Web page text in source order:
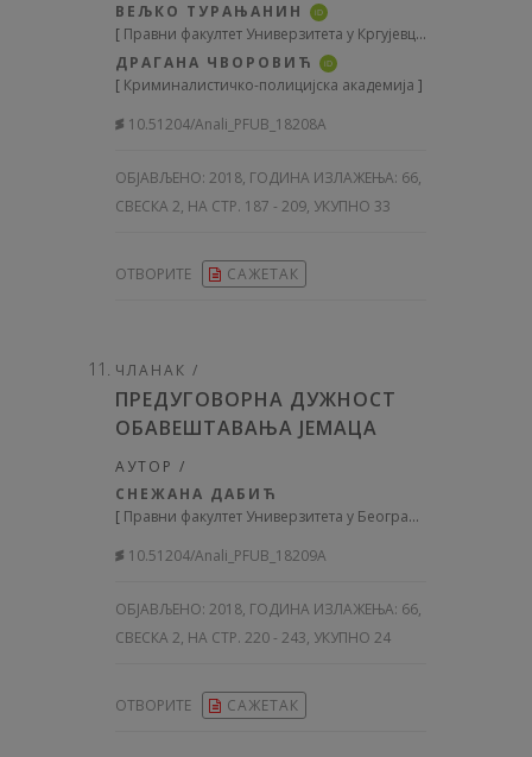
ВЕЉКО ТУРАЊАНИН
iD
[ Правни факултет Универзитета у Кргујевцу ]
ДРАГАНА ЧВОРОВИЋ
iD
[ Криминалистичко-полицијска академија ]
10.51204/Anali_PFUB_18208A
ОБЈАВЉЕНО: 2018, ГОДИНА ИЗЛАЖЕЊА: 66,
СВЕСКА 2, НА СТР. 187 - 209, УКУПНО 33
ОТВОРИТЕ САЖЕТАК
ЧЛАНАК /
ПРЕДУГОВОРНА ДУЖНОСТ
ОБАВЕШТАВАЊА ЈЕМАЦА
АУТОР /
СНЕЖАНА ДАБИЋ
[ Правни факултет Универзитета у Београду
10.51204/Anali_PFUB_18209A
ОБЈАВЉЕНО: 2018, ГОДИНА ИЗЛАЖЕЊА: 66,
СВЕСКА 2, НА СТР. 220 - 243, УКУПНО 24
ОТВОРИТЕ САЖЕТАК